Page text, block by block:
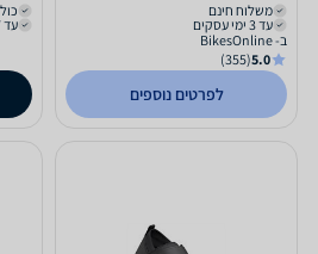
משלוח חינם
עד 3 ימי עסקים
ב- BikesOnline
5.0
(355)
לפרטים נוספים
עד 7 ימי עסקים